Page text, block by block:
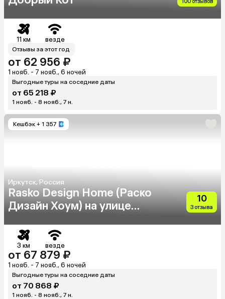
11 км везде
Отзывы за этот год
от 62 956 ₽
1 нояб. - 7 нояб., 6 ночей
Выгодные туры на соседние даты
от 65 218 ₽
1 нояб. - 8 нояб., 7 н.
Кешбэк + 1 357
Иркутск, Россия
Rasko Design Home (Раско
Дизайн Хоум) на улице
10
3 отзыва
3 км везде
от 67 879 ₽
1 нояб. - 7 нояб., 6 ночей
Выгодные туры на соседние даты
от 70 868 ₽
1 нояб. - 8 нояб., 7 н.